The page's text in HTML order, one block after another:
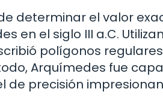
determinar el valor
en el siglo III a.C.
polígonos
Arquímedes fue
de precisión